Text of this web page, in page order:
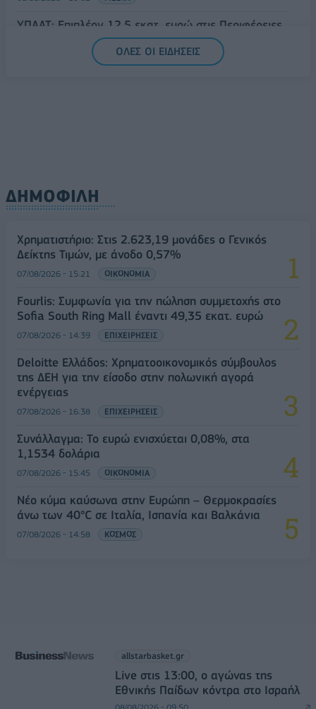
ΥΠΑΑΤ: Επιπλέον 12,5 εκατ. ευρώ στις Περιφέρειες
για την ενίσχυση της βιοασφάλειας
ΟΛΕΣ ΟΙ ΕΙΔΗΣΕΙΣ
ΔΗΜΟΦΙΛΗ
Χρηματιστήριο: Στις 2.623,19 μονάδες ο Γενικός
Δείκτης Τιμών, με άνοδο 0,57%
07/08/2026 - 15:21 ΟΙΚΟΝΟΜΙΑ
Fourlis: Συμφωνία για την πώληση συμμετοχής στο
Sofia South Ring Mall έναντι 49,35 εκατ. ευρώ
07/08/2026 - 14:39 ΕΠΙΧΕΙΡΗΣΕΙΣ
Deloitte Ελλάδος: Χρηματοοικονομικός σύμβουλος
της ΔΕΗ για την είσοδο στην πολωνική αγορά
ενέργειας
07/08/2026 - 16:38 ΕΠΙΧΕΙΡΗΣΕΙΣ
Συνάλλαγμα: Το ευρώ ενισχύεται 0,08%, στα
1,1534 δολάρια
07/08/2026 - 15:45 ΟΙΚΟΝΟΜΙΑ
Νέο κύμα καύσωνα στην Ευρώπη – Θερμοκρασίες
άνω των 40°C σε Ιταλία, Ισπανία και Βαλκάνια
07/08/2026 - 14:58 ΚΟΣΜΟΣ
allstarbasket.gr
Live στις 13:00, ο αγώνας της
Εθνικής Παίδων κόντρα στο Ισραήλ